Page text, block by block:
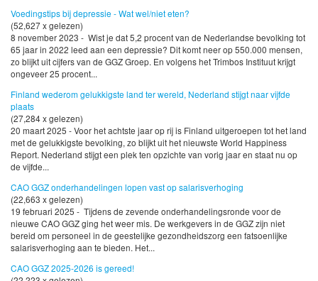
Voedingstips bij depressie - Wat wel/niet eten?
(52,627 x gelezen)
8 november 2023 - Wist je dat 5,2 procent van de Nederlandse bevolking tot
65 jaar in 2022 leed aan een depressie? Dit komt neer op 550.000 mensen,
zo blijkt uit cijfers van de GGZ Groep. En volgens het Trimbos Instituut krijgt
ongeveer 25 procent...
Finland wederom gelukkigste land ter wereld, Nederland stijgt naar vijfde
plaats
(27,284 x gelezen)
20 maart 2025 - Voor het achtste jaar op rij is Finland uitgeroepen tot het land
met de gelukkigste bevolking, zo blijkt uit het nieuwste World Happiness
Report. Nederland stijgt een plek ten opzichte van vorig jaar en staat nu op
de vijfde...
CAO GGZ onderhandelingen lopen vast op salarisverhoging
(22,663 x gelezen)
19 februari 2025 - Tijdens de zevende onderhandelingsronde voor de
nieuwe CAO GGZ ging het weer mis. De werkgevers in de GGZ zijn niet
bereid om personeel in de geestelijke gezondheidszorg een fatsoenlijke
salarisverhoging aan te bieden. Het...
CAO GGZ 2025-2026 is gereed!